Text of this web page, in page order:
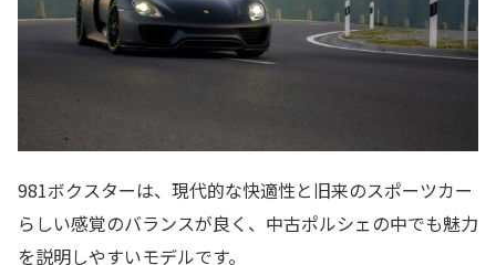
981ボクスターは、現代的な快適性と旧来のスポーツカー
らしい感覚のバランスが良く、中古ポルシェの中でも魅力
を説明しやすいモデルです。